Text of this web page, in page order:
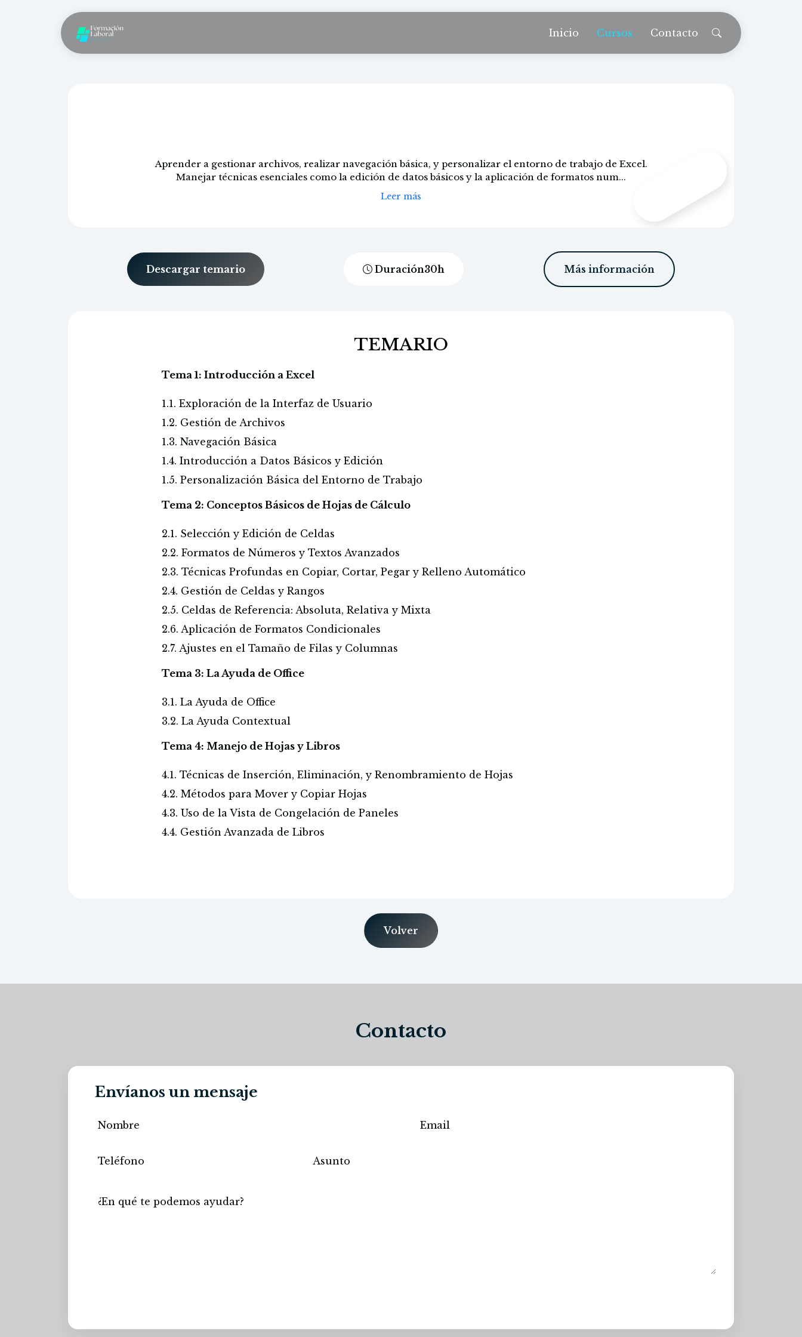
Inicio Cursos Contacto
Aprender a gestionar archivos, realizar navegación básica, y personalizar el entorno de trabajo de Excel.
Manejar técnicas esenciales como la edición de datos básicos y la aplicación de formatos num...
Leer más CONTENIDO
Descargar temario Duración30h Más información
TEMARIO
Tema 1: Introducción a Excel
1.1. Exploración de la Interfaz de Usuario
1.2. Gestión de Archivos
1.3. Navegación Básica
1.4. Introducción a Datos Básicos y Edición
1.5. Personalización Básica del Entorno de Trabajo
Tema 2: Conceptos Básicos de Hojas de Cálculo
2.1. Selección y Edición de Celdas
2.2. Formatos de Números y Textos Avanzados
2.3. Técnicas Profundas en Copiar, Cortar, Pegar y Relleno Automático
2.4. Gestión de Celdas y Rangos
2.5. Celdas de Referencia: Absoluta, Relativa y Mixta
2.6. Aplicación de Formatos Condicionales
2.7. Ajustes en el Tamaño de Filas y Columnas
Tema 3: La Ayuda de Office
3.1. La Ayuda de Office
3.2. La Ayuda Contextual
Tema 4: Manejo de Hojas y Libros
4.1. Técnicas de Inserción, Eliminación, y Renombramiento de Hojas
4.2. Métodos para Mover y Copiar Hojas
4.3. Uso de la Vista de Congelación de Paneles
4.4. Gestión Avanzada de Libros
Volver
Contacto
Envíanos un mensaje